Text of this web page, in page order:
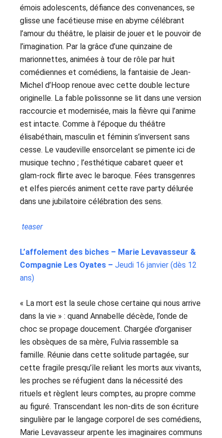
émois adolescents, défiance des convenances, se
glisse une facétieuse mise en abyme célébrant
l’amour du théâtre, le plaisir de jouer et le pouvoir de
l’imagination. Par la grâce d’une quinzaine de
marionnettes, animées à tour de rôle par huit
comédiennes et comédiens, la fantaisie de Jean-
Michel d’Hoop renoue avec cette double lecture
originelle. La fable polissonne se lit dans une version
raccourcie et modernisée, mais la fièvre qui l’anime
est intacte. Comme à l’époque du théâtre
élisabéthain, masculin et féminin s’inversent sans
cesse. Le vaudeville ensorcelant se pimente ici de
musique techno ; l’esthétique cabaret queer et
glam-rock flirte avec le baroque. Fées transgenres
et elfes piercés animent cette rave party délurée
dans une jubilatoire célébration des sens.
teaser
L’affolement des biches – Marie Levavasseur &
Compagnie Les Oyates – Jeudi 16 janvier (dès 12
ans)
« La mort est la seule chose certaine qui nous arrive
dans la vie » : quand Annabelle décède, l’onde de
choc se propage doucement. Chargée d’organiser
les obsèques de sa mère, Fulvia rassemble sa
famille. Réunie dans cette solitude partagée, sur
cette fragile presqu’île reliant les morts aux vivants,
les proches se réfugient dans la nécessité des
rituels et règlent leurs comptes, au propre comme
au figuré. Transcendant les non-dits de son écriture
singulière par le langage corporel de ses comédiens,
Marie Levavasseur arpente les imaginaires communs